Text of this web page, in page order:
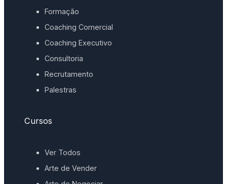
Formação
Coaching Comercial
Coaching Executivo
Consultoria
Recrutamento
Palestras
Cursos
Ver Todos
Arte de Vender